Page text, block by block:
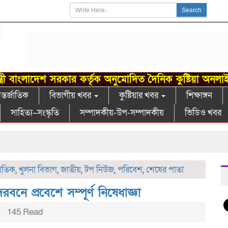
Search
বাংলাদেশ সরকার কর্তৃক অনুমোদিত দৈনিক কুষ্টিয়া
বিভাগীয় খবর কুষ্টিয়ার খবর
শিক্ষাঙ্গন
সাহিত্য–সংস্কৃতি
সম্পাদকীয়-উপ-সম্পাদকীয় ভিডিও খবর
,খুলনা বিভাগ,জাতীয়,টপ নিউজ,পরিবেশ,শেষের পাতা
প্রবেশে সম্পূর্ণ নিষেধাজ্ঞা
145 Read